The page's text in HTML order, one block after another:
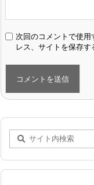
次回のコメントで使用
レス、サイトを保存す